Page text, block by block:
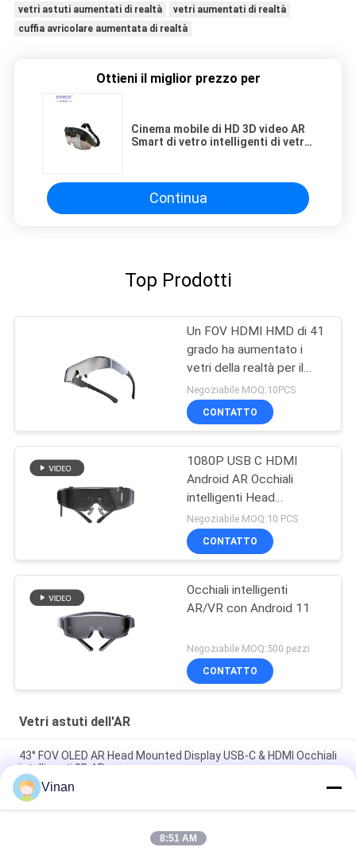
vetri astuti aumentati di realtà
vetri aumentati di realtà
cuffia avricolare aumentata di realtà
Ottieni il miglior prezzo per
Cinema mobile di HD 3D video AR
Smart di vetro intelligenti di vetro
Continua
Top Prodotti
Un FOV HDMI HMD di 41
grado ha aumentato i
vetri della realtà per il
telefono/computer
Negoziabile MOQ:10PCS
CONTATTO
1080P USB C HDMI
Android AR Occhiali
intelligenti Head
Mounted Display WIFI &
Bluetooth
Negoziabile MOQ:10 PCS
CONTATTO
Occhiali intelligenti
AR/VR con Android 11
Negoziabile MOQ:500 pezzi
CONTATTO
Vetri astuti dell'AR
43° FOV OLED AR Head Mounted Display USB-C & HDMI Occhiali
intelligenti 3D AR
1080P OLED 43° FOV 1800 Nits AR Occhiali intelligenti 0~-600°
Dioptore Occhiali 3D HMD Con USB-C
2000 pidocchi 3D binoculari di OLED 1920 * 1080 * 2 hanno
Vinan
8:51 AM